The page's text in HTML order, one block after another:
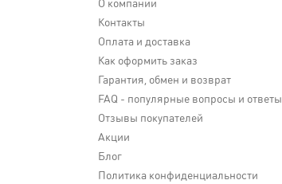
Контакты
Оплата и доставка
Как оформить заказ
Гарантия, обмен и возврат
FAQ - популярные вопросы и ответы
Отзывы покупателей
Акции
Блог
Политика конфиденциальности